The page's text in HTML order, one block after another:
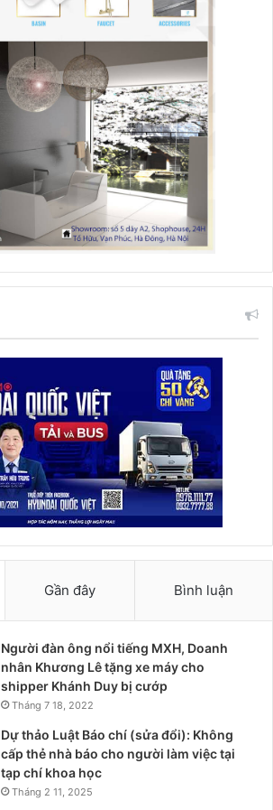
Gần đây Bình luận
Người đàn ông nổi tiếng MXH, Doanh
nhân Khương Lê tặng xe máy cho
shipper Khánh Duy bị cướp
Tháng 7 18, 2022
Dự thảo Luật Báo chí (sửa đổi): Không
cấp thẻ nhà báo cho người làm việc tại
tạp chí khoa học
Tháng 2 11, 2025